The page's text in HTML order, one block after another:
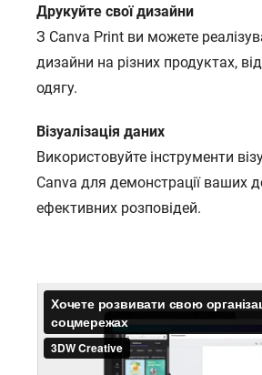
Друкуйте свої дизайни
З Canva Print ви можете
дизайни на різних продуктах,
одягу.
Візуалізація даних
Використовуйте інструменти
Canva для демонстрації ваших
ефективних розповідей.